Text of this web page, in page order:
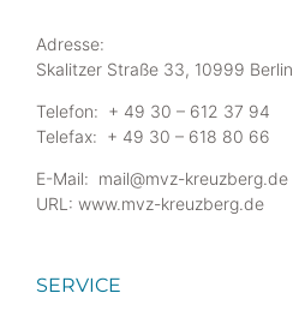
Adresse:
Skalitzer Straße 33, 10999 Berlin
Telefon: + 49 30 – 612 37 94
Telefax: + 49 30 – 618 80 66
E-Mail: mail@mvz-kreuzberg.de
URL: www.mvz-kreuzberg.de
SERVICE